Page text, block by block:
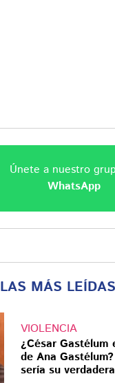
Únete a nuestro
WhatsApp
LAS MÁS LEÍDAS
VIOLENCIA
¿César Gastélum
de Ana
sería su